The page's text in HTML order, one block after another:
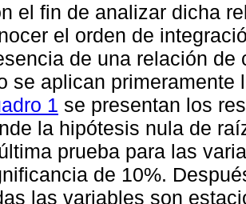
el fin de analizar dicha
el orden de
de una relación
se aplican primeramente
1 se presentan los
la hipótesis nula de
prueba para las
de 10%.
las variables son